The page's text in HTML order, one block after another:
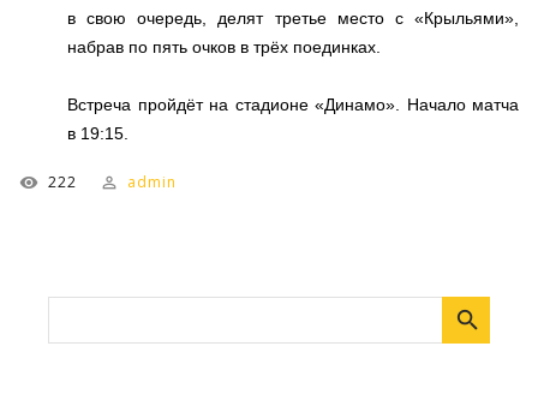
в свою очередь, делят третье место с «Крыльями»,
набрав по пять очков в трёх поединках.
Встреча пройдёт на стадионе «Динамо». Начало матча
в 19:15.
222 admin